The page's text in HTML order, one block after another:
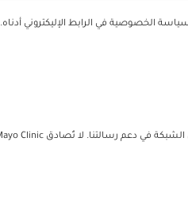
الخصوصية في الرابط الإليكتروني أدناه.